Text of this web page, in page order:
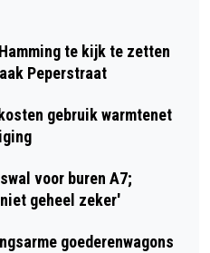
DERKSEN
BIJ
DOOR
VALOR
te kijk te zetten
Peperstraat
gebruik warmtenet
voor buren A7;
geheel zeker'
goederenwagons